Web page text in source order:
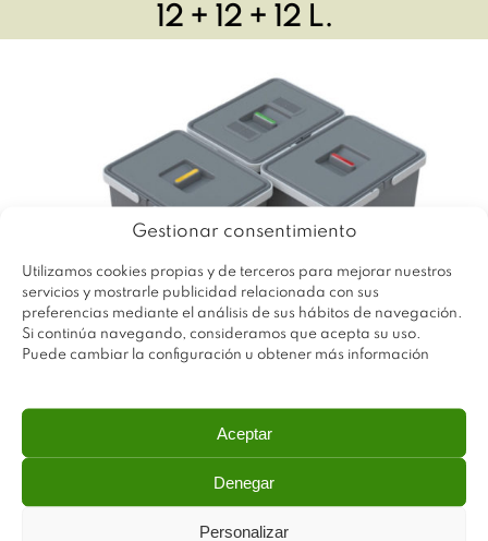
Gestionar consentimiento
Utilizamos cookies propias y de terceros para mejorar nuestros
servicios y mostrarle publicidad relacionada con sus
preferencias mediante el análisis de sus hábitos de navegación.
Si continúa navegando, consideramos que acepta su uso.
Puede cambiar la configuración u obtener más información
Aceptar
Denegar
Personalizar
12 + 12 + 12 L.